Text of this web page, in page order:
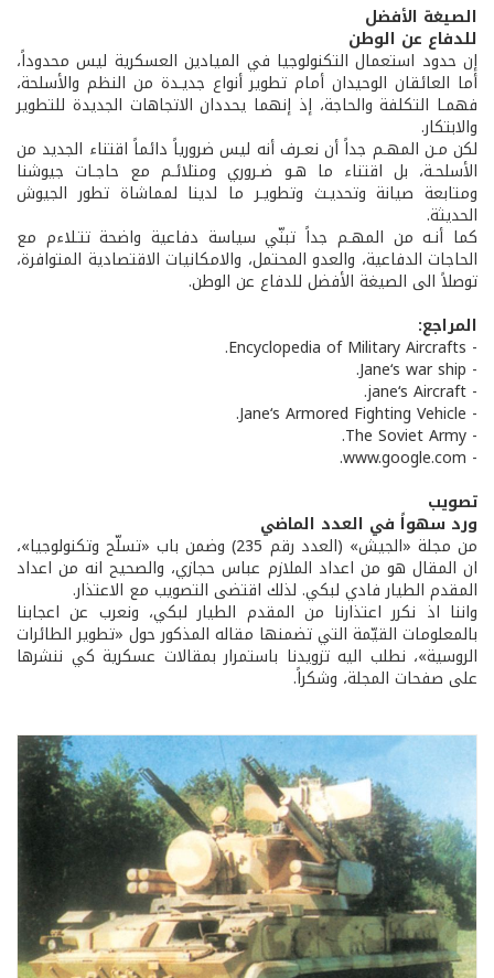
الصيغة الأفضل
للدفاع عن الوطن
إن حدود استعمال التكنولوجيا في الميادين العسكرية ليس محدوداً،
أما العائقان الوحيدان أمام تطوير أنواع جديـدة من النظم والأسلحة،
فهمـا التكلفة والحاجة، إذ إنهما يحددان الاتجاهات الجديدة للتطوير
والابتكار.
لكن مـن المهـم جداً أن نعـرف أنه ليس ضرورياً دائماً اقتناء الجديد من
الأسلحـة، بل اقتناء ما هـو ضـروري ومتلائـم مع حاجـات جيوشنا
ومتابعة صيانة وتحديـث وتطويـر ما لدينا لمماشاة تطور الجيوش
الحديثة.
كما أنـه من المهـم جداً تبنّي سياسة دفاعية واضحة تتـلاءم مع
الحاجات الدفاعية، والعدو المحتمل، والامكانيات الاقتصادية المتوافرة،
توصلاً الى الصيغة الأفضل للدفاع عن الوطن.
المراجع:
- Encyclopedia of Military Aircrafts.
- Jane‘s war ship.
- jane‘s Aircraft.
- Jane‘s Armored Fighting Vehicle.
- The Soviet Army.
- www.google.com.
تصويب
ورد سهواً في العدد الماضي
من مجلة «الجيش» (العدد رقم 235) وضمن باب «تسلّح وتكنولوجيا»،
ان المقال هو من اعداد الملازم عباس حجازي، والصحيح انه من اعداد
المقدم الطيار فادي لبكي. لذلك اقتضى التصويب مع الاعتذار.
واننا اذ نكرر اعتذارنا من المقدم الطيار لبكي، ونعرب عن اعجابنا
بالمعلومات القيّمة التي تضمنها مقاله المذكور حول «تطوير الطائرات
الروسية»، نطلب اليه تزويدنا باستمرار بمقالات عسكرية كي ننشرها
على صفحات المجلة، وشكراً.